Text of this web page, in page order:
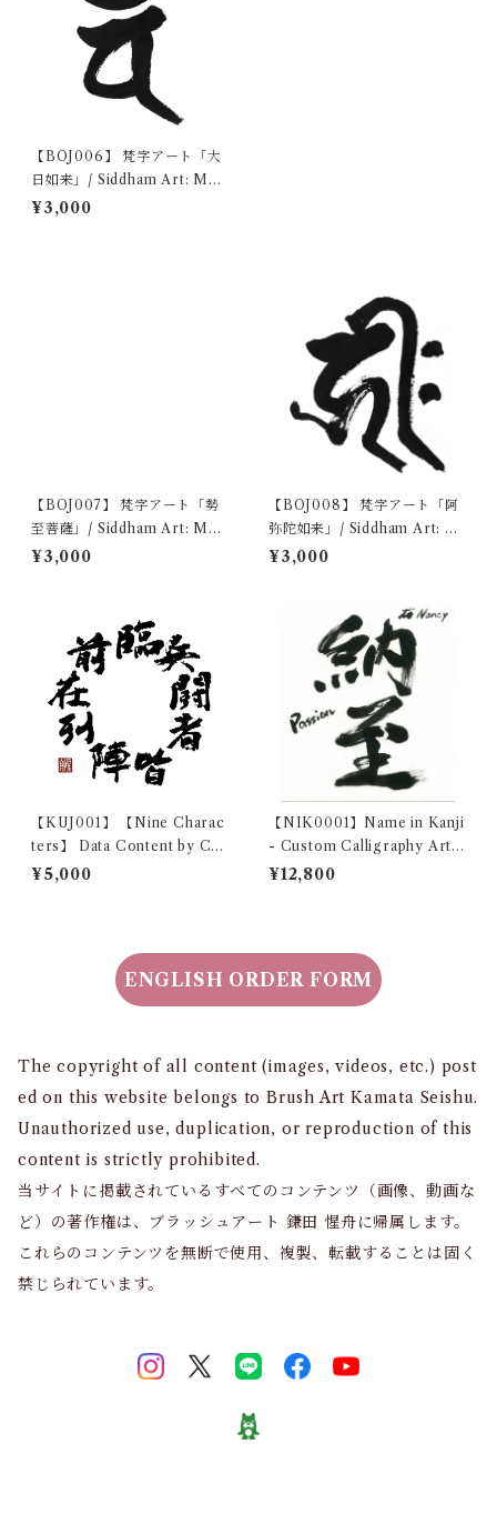
【BOJ006】 梵字アート「大
日如来」/ Siddham Art: Mah
avairocana Buddha デジタ
¥3,000
【BOJ007】 梵字アート「勢
至菩薩」/ Siddham Art: Mah
asthamaprapta Bodhisattva
¥3,000
【BOJ008】 梵字アート「阿
弥陀如来」/ Siddham Art: A
mitabha Buddha デジタルコ
¥3,000
【KUJ001】 【Nine Charac
ters】 Data Content by Call
igraphers/【九字】 書道家
¥5,000
【NIK0001】Name in Kanji
- Custom Calligraphy Art /
あなたのお名前やご希望の言
Hand-Crafted Artwork
¥12,800
ENGLISH ORDER FORM
The copyright of all content (images, videos, etc.) post
ed on this website belongs to Brush Art Kamata Seishu.
Unauthorized use, duplication, or reproduction of this
content is strictly prohibited.
当サイトに掲載されているすべてのコンテンツ（画像、動画な
ど）の著作権は、ブラッシュアート 鎌田 惺舟に帰属します。
これらのコンテンツを無断で使用、複製、転載することは固く
禁じられています。